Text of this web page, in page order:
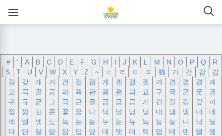
# ' A B C D E F G H I J K L M N O P Q
R
S
T U V W X Y Z ~ ☆ ㄹ ㅇ ㅍ 猫 가 간 감
갑
강
갖 개 거 건 걸 검 게 겐 겔 겟 겨 견 결 경
계
고
곡 골 공 과 곽 관 광 괜 괴 교 구 국 군 굿
권
귀
규 균 그 극 근 글 금 급 긍 기 긴 길 김 깊
까
깜
깡 꼬 꼰 꽃 꿈 나 낙 날 남 낮 내 냄 냉 너
네
넥
넬 넷 노 녹 논 농 누 눈 뉴 늑 능 늦 니 닉
닐
다
단 달 닮 담 답 당 대 댓 더 덕 덤 데 덴 델
뎀